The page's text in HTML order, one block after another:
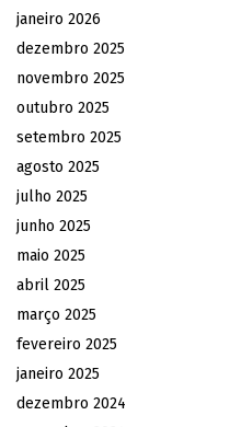
janeiro 2026
dezembro 2025
novembro 2025
outubro 2025
setembro 2025
agosto 2025
julho 2025
junho 2025
maio 2025
abril 2025
março 2025
fevereiro 2025
janeiro 2025
dezembro 2024